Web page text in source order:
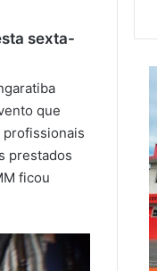
sexta-
que
profissionais
prestados
ficou